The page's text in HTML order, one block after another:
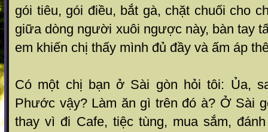
gói tiêu, gói điều, bắt gà, chặt chuối cho
giữa dòng người xuôi ngược này, bàn tay
em khiến chị thấy mình đủ đầy và ấm áp
Có một chị bạn ở Sài gòn hỏi tôi: Ủa,
Phước vậy? Làm ăn gì trên đó à? Ở Sài
thay vì đi Cafe, tiệc tùng, mua sắm,